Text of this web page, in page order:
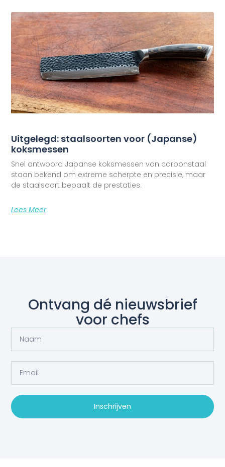
Uitgelegd: staalsoorten voor (Japanse)
koksmessen
Snel antwoord Japanse koksmessen van carbonstaal
staan bekend om extreme scherpte en precisie, maar
de staalsoort bepaalt de prestaties.
Lees Meer
Ontvang dé nieuwsbrief
voor chefs
Inschrijven